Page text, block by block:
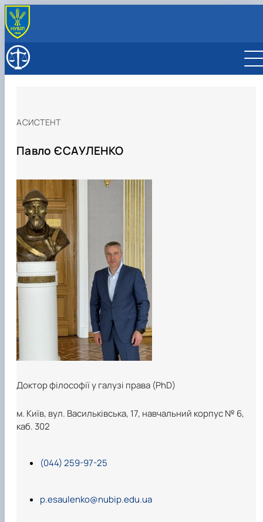
м. Київ, вул. Васильківська, 17, навчальний корпус № 6,
каб. 302
(044) 259-97-25
p.esaulenko@nubip.edu.ua
Павло ЄСАУЛЕНКО
АСИСТЕНТ
Доктор філософії у галузі права (PhD)